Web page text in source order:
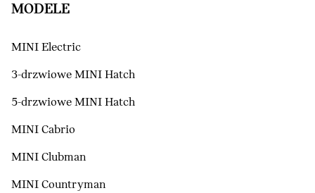
MODELE
MINI Electric
3-drzwiowe MINI Hatch
5-drzwiowe MINI Hatch
MINI Cabrio
MINI Clubman
MINI Countryman